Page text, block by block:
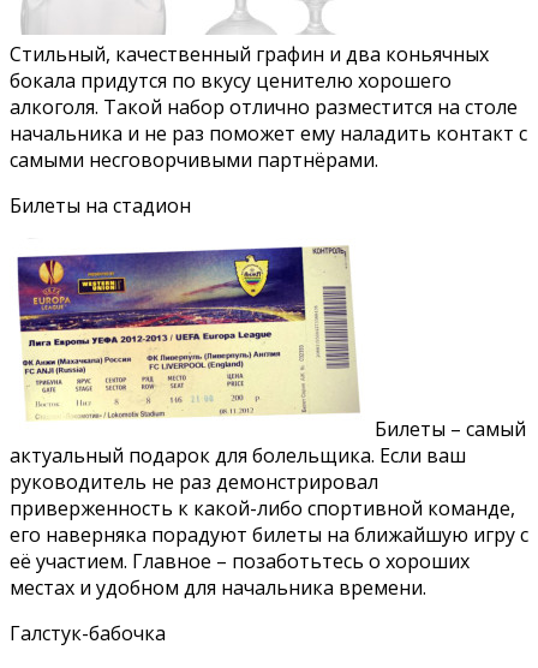
Стильный, качественный графин и два коньячных
бокала придутся по вкусу ценителю хорошего
алкоголя. Такой набор отлично разместится на столе
начальника и не раз поможет ему наладить контакт с
самыми несговорчивыми партнёрами.
Билеты на стадион
Билеты – самый
актуальный подарок для болельщика. Если ваш
руководитель не раз демонстрировал
приверженность к какой-либо спортивной команде,
его наверняка порадуют билеты на ближайшую игру с
её участием. Главное – позаботьтесь о хороших
местах и удобном для начальника времени.
Галстук-бабочка